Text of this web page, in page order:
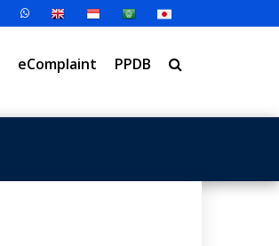
eComplaint PPDB